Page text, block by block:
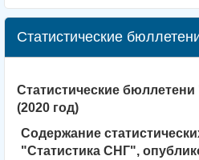
Статистические
Статистические
(2020 год)
Содержание
"Статистика СНГ",